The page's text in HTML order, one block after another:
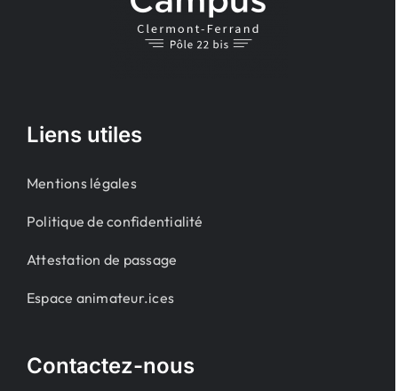
Liens utiles
Mentions légales
Politique de confidentialité
Attestation de passage
Espace animateur.ices
Contactez-nous